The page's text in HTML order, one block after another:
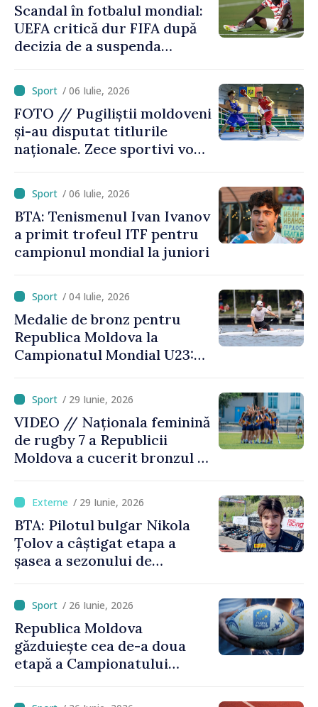
Scandal în fotbalul mondial:
UEFA critică dur FIFA după
decizia de a suspenda
americanul Folarin Balogun
/ 06 Iulie, 2026
FOTO // Pugiliștii moldoveni
și-au disputat titlurile
naționale. Zece sportivi vor
/ 06 Iulie, 2026
BTA: Tenismenul Ivan Ivanov
a primit trofeul ITF pentru
campionul mondial la juniori
/ 04 Iulie, 2026
Medalie de bronz pentru
Republica Moldova la
Campionatul Mondial U23:
urcat pe podium
/ 29 Iunie, 2026
VIDEO // Naționala feminină
de rugby 7 a Republicii
Moldova a cucerit bronzul la
Divizia Trophy
/ 29 Iunie, 2026
BTA: Pilotul bulgar Nikola
Țolov a câștigat etapa a
șasea a sezonului de
/ 26 Iunie, 2026
Republica Moldova
găzduiește cea de-a doua
etapă a Campionatului